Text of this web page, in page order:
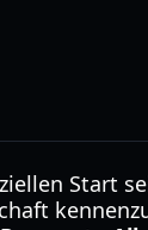
Start